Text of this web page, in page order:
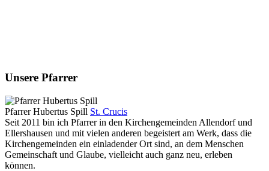
Unsere Pfarrer
Pfarrer Hubertus Spill St. Crucis
Seit 2011 bin ich Pfarrer in den Kirchengemeinden Allendorf und
Ellershausen und mit vielen anderen begeistert am Werk, dass die
Kirchengemeinden ein einladender Ort sind, an dem Menschen
Gemeinschaft und Glaube, vielleicht auch ganz neu, erleben
können.